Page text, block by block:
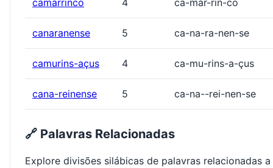
camarrinco 4 ca-mar-rin-co
canaranense 5 ca-na-ra-nen-se
camurins-açus 4 ca-mu-rins-a-çus
cana-reinense 5 ca-na--rei-nen-se
🔗 Palavras Relacionadas
Explore divisões silábicas de palavras relacionadas a